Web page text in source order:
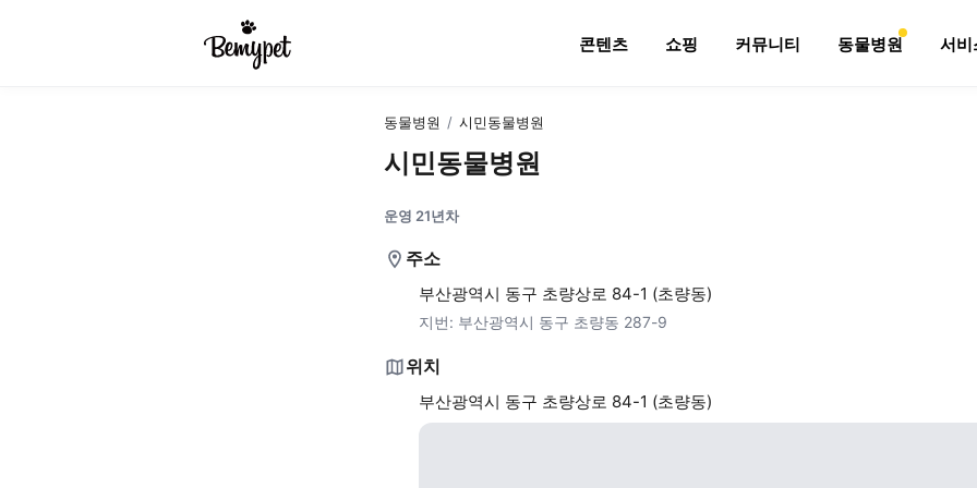
콘텐츠 쇼핑 커뮤니티 동물병원 서비
동물병원 / 시민동물병원
시민동물병원
운영 21년차
주소
부산광역시 동구 초량상로 84-1 (초량동)
지번: 부산광역시 동구 초량동 287-9
위치
부산광역시 동구 초량상로 84-1 (초량동)